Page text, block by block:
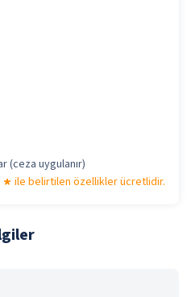
(ceza uygulanır)
ile belirtilen özellikler ücretlidir.